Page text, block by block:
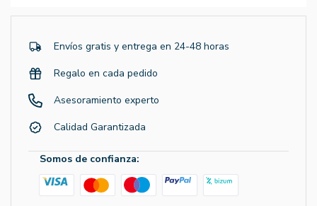
Envíos gratis y entrega en 24-48 horas
Regalo en cada pedido
Asesoramiento experto
Calidad Garantizada
Somos de confianza: